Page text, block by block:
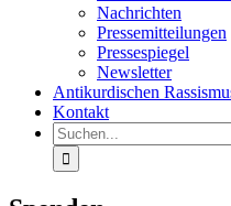
Nachrichten
Pressemitteilungen
Pressespiegel
Newsletter
Antikurdischen
Kontakt
Suche
nach: